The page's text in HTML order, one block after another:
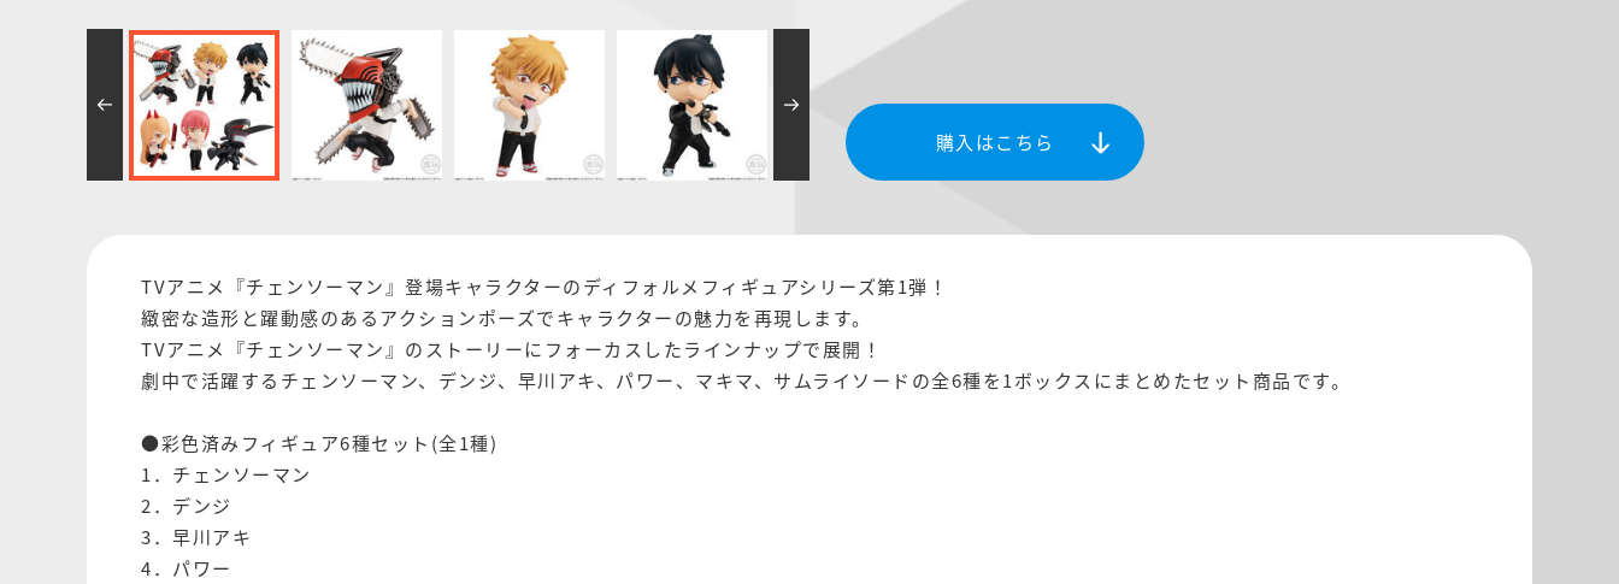
購入はこちら
TVアニメ『チェンソーマン』登場キャラクターのディフォルメフィギュアシリーズ第1弾！
緻密な造形と躍動感のあるアクションポーズでキャラクターの魅力を再現します。
TVアニメ『チェンソーマン』のストーリーにフォーカスしたラインナップで展開！
劇中で活躍するチェンソーマン、デンジ、早川アキ、パワー、マキマ、サムライソードの全6種を1ボックスにまとめたセット商品です。
●彩色済みフィギュア6種セット(全1種)
1．チェンソーマン
2．デンジ
3．早川アキ
4．パワー